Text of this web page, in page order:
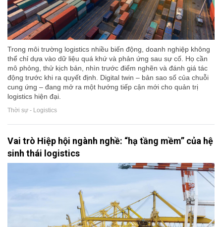
Trong môi trường logistics nhiều biến động, doanh nghiệp không
thể chỉ dựa vào dữ liệu quá khứ và phản ứng sau sự cố. Họ cần
mô phỏng, thử kịch bản, nhìn trước điểm nghẽn và đánh giá tác
động trước khi ra quyết định. Digital twin – bản sao số của chuỗi
cung ứng – đang mở ra một hướng tiếp cận mới cho quản trị
logistics hiện đại.
Thời sự - Logistics
Vai trò Hiệp hội ngành nghề: “hạ tầng mềm” của hệ
sinh thái logistics